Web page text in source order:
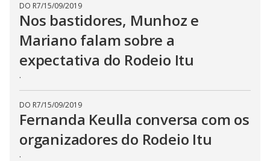
DO R7/15/09/2019
Nos bastidores, Munhoz e
Mariano falam sobre a
expectativa do Rodeio Itu
.
DO R7/15/09/2019
Fernanda Keulla conversa com os
organizadores do Rodeio Itu
.